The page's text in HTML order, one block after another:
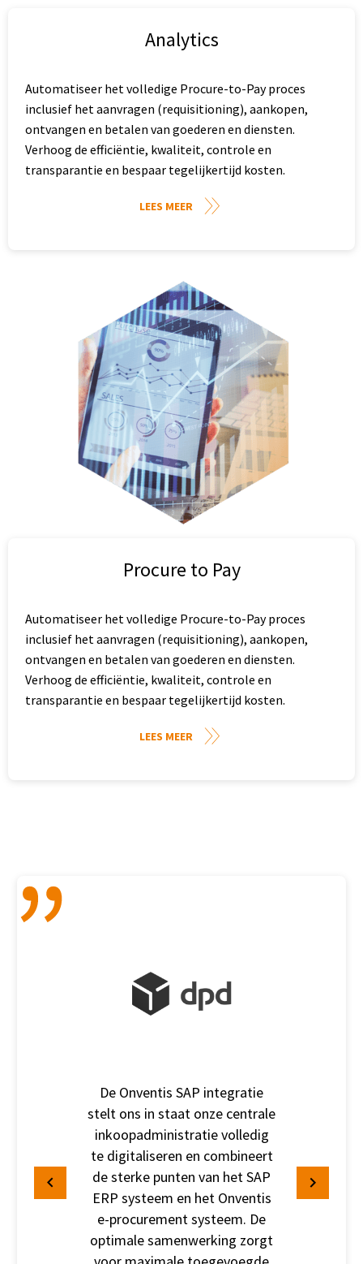
Analytics
Automatiseer het volledige Procure-to-Pay proces
inclusief het aanvragen (requisitioning), aankopen,
ontvangen en betalen van goederen en diensten.
Verhoog de efficiëntie, kwaliteit, controle en
transparantie en bespaar tegelijkertijd kosten.
LEES MEER
Procure to Pay
Automatiseer het volledige Procure-to-Pay proces
inclusief het aanvragen (requisitioning), aankopen,
ontvangen en betalen van goederen en diensten.
Verhoog de efficiëntie, kwaliteit, controle en
transparantie en bespaar tegelijkertijd kosten.
LEES MEER
De Onventis SAP integratie
stelt ons in staat onze centrale
inkoopadministratie volledig
te digitaliseren en combineert
de sterke punten van het SAP
ERP systeem en het Onventis
e-procurement systeem. De
optimale samenwerking zorgt